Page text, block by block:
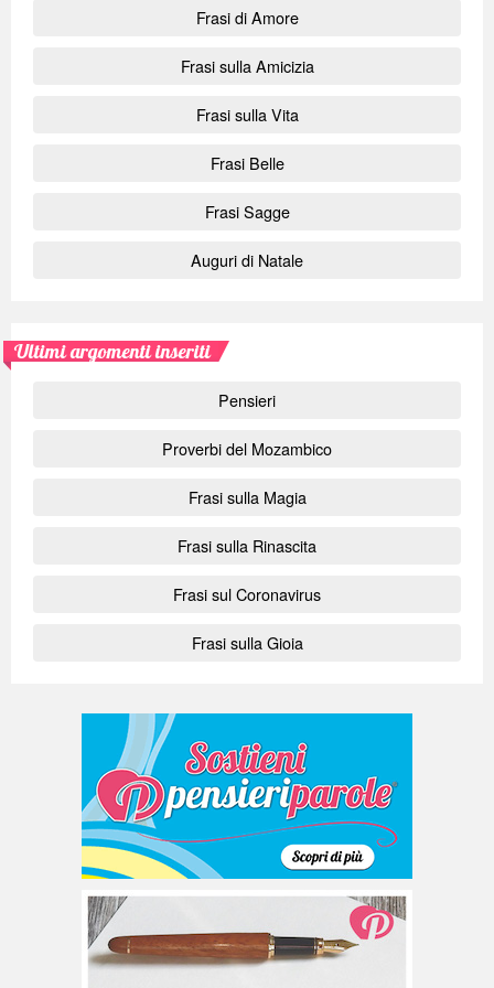
Frasi di Amore
Frasi sulla Amicizia
Frasi sulla Vita
Frasi Belle
Frasi Sagge
Auguri di Natale
Ultimi argomenti inseriti
Pensieri
Proverbi del Mozambico
Frasi sulla Magia
Frasi sulla Rinascita
Frasi sul Coronavirus
Frasi sulla Gioia